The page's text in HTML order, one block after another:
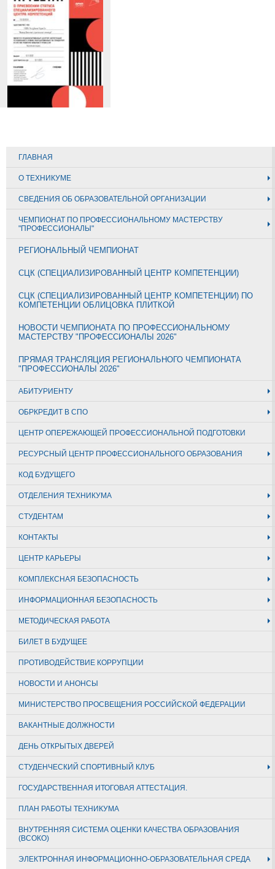
ГЛАВНАЯ
О ТЕХНИКУМЕ
СВЕДЕНИЯ ОБ ОБРАЗОВАТЕЛЬНОЙ ОРГАНИЗАЦИИ
ЧЕМПИОНАТ ПО ПРОФЕССИОНАЛЬНОМУ МАСТЕРСТВУ
"ПРОФЕССИОНАЛЫ"
РЕГИОНАЛЬНЫЙ ЧЕМПИОНАТ
СЦК (СПЕЦИАЛИЗИРОВАННЫЙ ЦЕНТР КОМПЕТЕНЦИИ)
СЦК (СПЕЦИАЛИЗИРОВАННЫЙ ЦЕНТР КОМПЕТЕНЦИИ) ПО
КОМПЕТЕНЦИИ ОБЛИЦОВКА ПЛИТКОЙ
НОВОСТИ ЧЕМПИОНАТА ПО ПРОФЕССИОНАЛЬНОМУ
МАСТЕРСТВУ "ПРОФЕССИОНАЛЫ 2026"
ПРЯМАЯ ТРАНСЛЯЦИЯ РЕГИОНАЛЬНОГО ЧЕМПИОНАТА
"ПРОФЕССИОНАЛЫ 2026"
АБИТУРИЕНТУ
ОБРКРЕДИТ В СПО
ЦЕНТР ОПЕРЕЖАЮЩЕЙ ПРОФЕССИОНАЛЬНОЙ ПОДГОТОВКИ
РЕСУРСНЫЙ ЦЕНТР ПРОФЕССИОНАЛЬНОГО ОБРАЗОВАНИЯ
КОД БУДУЩЕГО
ОТДЕЛЕНИЯ ТЕХНИКУМА
СТУДЕНТАМ
КОНТАКТЫ
ЦЕНТР КАРЬЕРЫ
КОМПЛЕКСНАЯ БЕЗОПАСНОСТЬ
ИНФОРМАЦИОННАЯ БЕЗОПАСНОСТЬ
МЕТОДИЧЕСКАЯ РАБОТА
БИЛЕТ В БУДУЩЕЕ
ПРОТИВОДЕЙСТВИЕ КОРРУПЦИИ
НОВОСТИ И АНОНСЫ
МИНИСТЕРСТВО ПРОСВЕЩЕНИЯ РОССИЙСКОЙ ФЕДЕРАЦИИ
ВАКАНТНЫЕ ДОЛЖНОСТИ
ДЕНЬ ОТКРЫТЫХ ДВЕРЕЙ
СТУДЕНЧЕСКИЙ СПОРТИВНЫЙ КЛУБ
ГОСУДАРСТВЕННАЯ ИТОГОВАЯ АТТЕСТАЦИЯ.
ПЛАН РАБОТЫ ТЕХНИКУМА
ВНУТРЕННЯЯ СИСТЕМА ОЦЕНКИ КАЧЕСТВА ОБРАЗОВАНИЯ
(ВСОКО)
ЭЛЕКТРОННАЯ ИНФОРМАЦИОННО-ОБРАЗОВАТЕЛЬНАЯ СРЕДА